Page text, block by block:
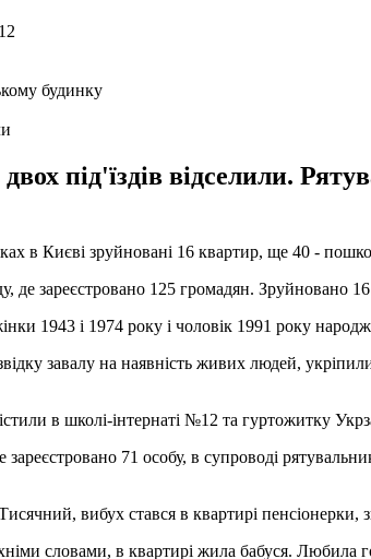
під'їздів відселили.
в Києві зруйновані 16 квартир, ще 40 -
де зареєстровано 125 громадян. Зруйновано
1943 і 1974 року і чоловік 1991 року
завалу на наявність живих людей,
в школі-інтернаті №12 та гуртожитку
71 особу, в супроводі
вибух стався в квартирі пенсіонерки,
словами, в квартирі жила бабуся. Любила